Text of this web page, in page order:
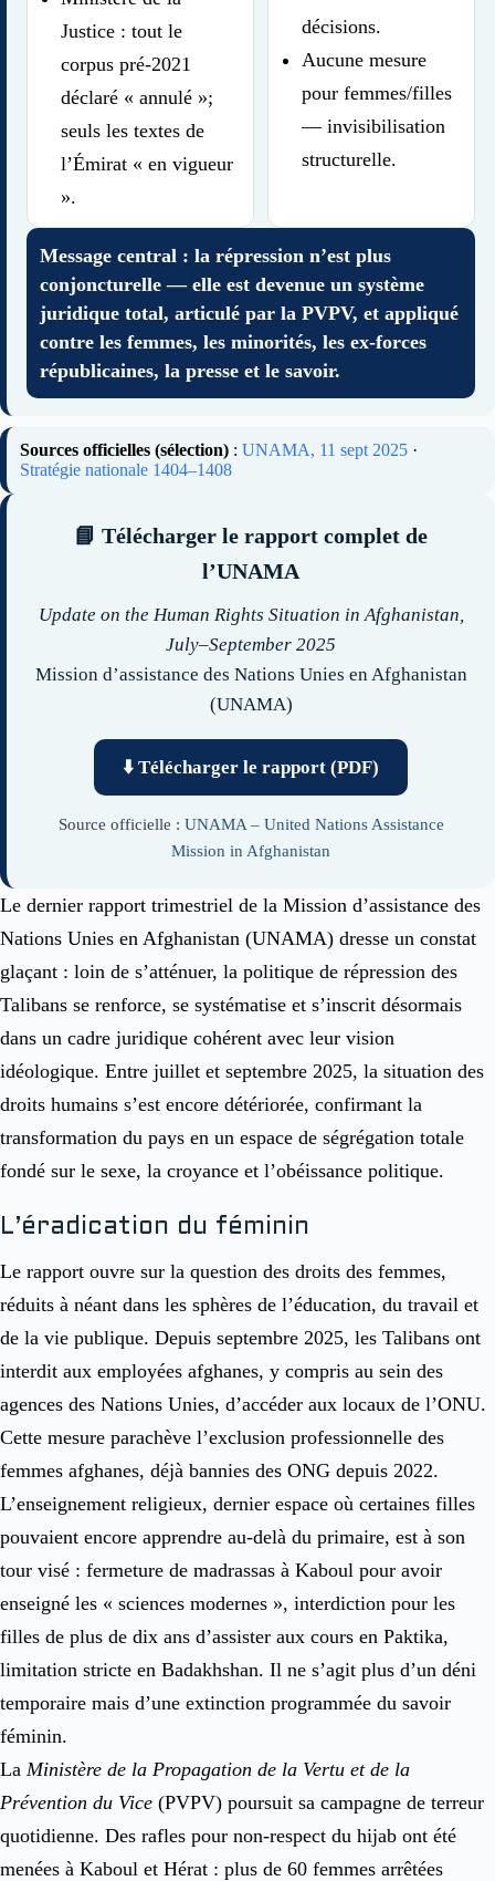
Justice : tout le
corpus pré-2021
déclaré « annulé »;
seuls les textes de
l’Émirat « en vigueur
».
décisions.
Aucune mesure
pour femmes/filles
— invisibilisation
structurelle.
Message central : la répression n’est plus
conjoncturelle — elle est devenue un système
juridique total, articulé par la PVPV, et appliqué
contre les femmes, les minorités, les ex-forces
républicaines, la presse et le savoir.
Sources officielles (sélection) : UNAMA, 11 sept 2025 ·
Stratégie nationale 1404–1408
📘 Télécharger le rapport complet de
l’UNAMA
Update on the Human Rights Situation in Afghanistan,
July–September 2025
Mission d’assistance des Nations Unies en Afghanistan
(UNAMA)
⬇️ Télécharger le rapport (PDF)
Source officielle : UNAMA – United Nations Assistance
Mission in Afghanistan
Le dernier rapport trimestriel de la Mission d’assistance des
Nations Unies en Afghanistan (UNAMA) dresse un constat
glaçant : loin de s’atténuer, la politique de répression des
Talibans se renforce, se systématise et s’inscrit désormais
dans un cadre juridique cohérent avec leur vision
idéologique. Entre juillet et septembre 2025, la situation des
droits humains s’est encore détériorée, confirmant la
transformation du pays en un espace de ségrégation totale
fondé sur le sexe, la croyance et l’obéissance politique.
L’éradication du féminin
Le rapport ouvre sur la question des droits des femmes,
réduits à néant dans les sphères de l’éducation, du travail et
de la vie publique. Depuis septembre 2025, les Talibans ont
interdit aux employées afghanes, y compris au sein des
agences des Nations Unies, d’accéder aux locaux de l’ONU.
Cette mesure parachève l’exclusion professionnelle des
femmes afghanes, déjà bannies des ONG depuis 2022.
L’enseignement religieux, dernier espace où certaines filles
pouvaient encore apprendre au-delà du primaire, est à son
tour visé : fermeture de madrassas à Kaboul pour avoir
enseigné les « sciences modernes », interdiction pour les
filles de plus de dix ans d’assister aux cours en Paktika,
limitation stricte en Badakhshan. Il ne s’agit plus d’un déni
temporaire mais d’une extinction programmée du savoir
féminin.
La Ministère de la Propagation de la Vertu et de la
Prévention du Vice (PVPV) poursuit sa campagne de terreur
quotidienne. Des rafles pour non-respect du hijab ont été
menées à Kaboul et Hérat : plus de 60 femmes arrêtées